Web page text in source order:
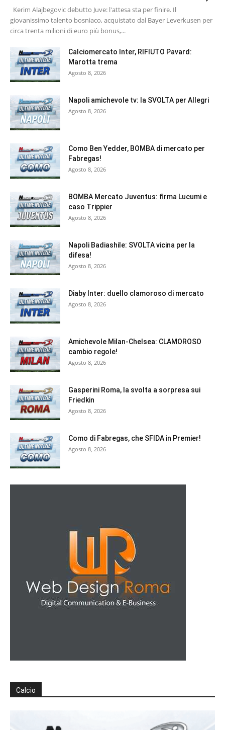
Kerim Alajbegovic debutto Juve: l'attesa sta per finire. Il
giovanissimo talento bosniaco, acquistato dal Bayer Leverkusen per
circa trenta milioni di euro più bonus,...
Calciomercato Inter, RIFIUTO Pavard:
Marotta trema
Agosto 8, 2026
Napoli amichevole tv: la SVOLTA per Allegri
Agosto 8, 2026
Como Ben Yedder, BOMBA di mercato per
Fabregas!
Agosto 8, 2026
BOMBA Mercato Juventus: firma Lucumi e
caso Trippier
Agosto 8, 2026
Napoli Badiashile: SVOLTA vicina per la
difesa!
Agosto 8, 2026
Diaby Inter: duello clamoroso di mercato
Agosto 8, 2026
Amichevole Milan-Chelsea: CLAMOROSO
cambio regole!
Agosto 8, 2026
Gasperini Roma, la svolta a sorpresa sui
Friedkin
Agosto 8, 2026
Como di Fabregas, che SFIDA in Premier!
Agosto 8, 2026
Calcio